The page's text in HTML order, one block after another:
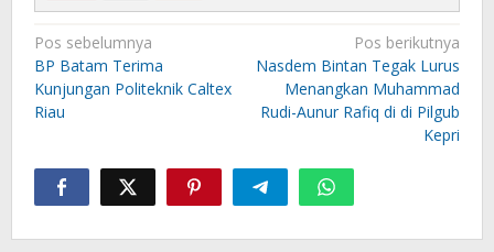
Navigasi
pos
Pos sebelumnya
BP Batam Terima
Kunjungan Politeknik Caltex
Riau
Pos berikutnya
Nasdem Bintan Tegak Lurus
Menangkan Muhammad
Rudi-Aunur Rafiq di di Pilgub
Kepri